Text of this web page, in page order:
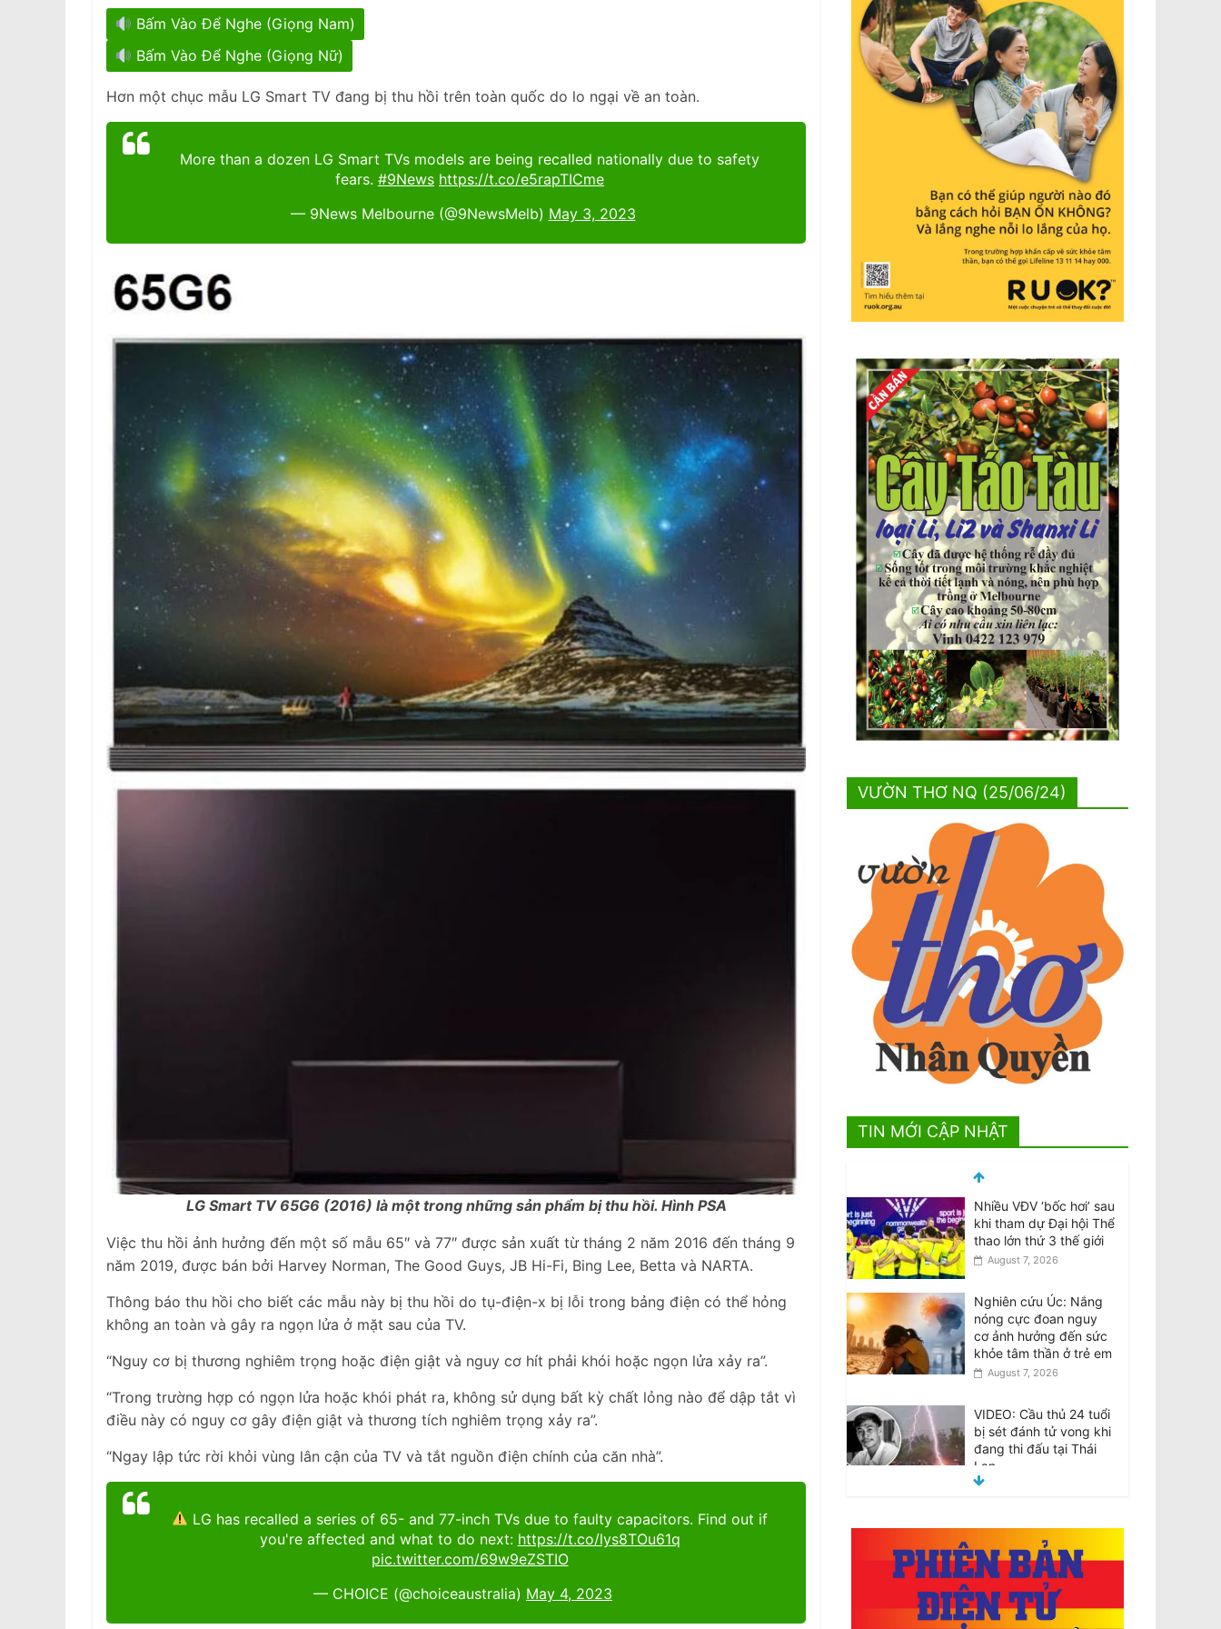
Bấm Vào Để Nghe (Giọng Nam)
Bấm Vào Để Nghe (Giọng Nữ)
Hơn một chục mẫu LG Smart TV đang bị thu hồi trên toàn quốc do lo ngại về an toàn.
More than a dozen LG Smart TVs models are being recalled nationally due to safety
fears. #9News https://t.co/e5rapTICme
— 9News Melbourne (@9NewsMelb) May 3, 2023
LG Smart TV 65G6 (2016) là một trong những sản phẩm bị thu hồi. Hình PSA
Việc thu hồi ảnh hưởng đến một số mẫu 65″ và 77″ được sản xuất từ tháng 2 năm 2016 đến tháng 9
năm 2019, được bán bởi Harvey Norman, The Good Guys, JB Hi-Fi, Bing Lee, Betta và NARTA.
Thông báo thu hồi cho biết các mẫu này bị thu hồi do tụ-điện-x bị lỗi trong bảng điện có thể hỏng
không an toàn và gây ra ngọn lửa ở mặt sau của TV.
“Nguy cơ bị thương nghiêm trọng hoặc điện giật và nguy cơ hít phải khói hoặc ngọn lửa xảy ra”.
“Trong trường hợp có ngọn lửa hoặc khói phát ra, không sử dụng bất kỳ chất lỏng nào để dập tắt vì
điều này có nguy cơ gây điện giật và thương tích nghiêm trọng xảy ra”.
“Ngay lập tức rời khỏi vùng lân cận của TV và tắt nguồn điện chính của căn nhà”.
LG has recalled a series of 65- and 77-inch TVs due to faulty capacitors. Find out if
you're affected and what to do next: https://t.co/lys8TOu61q
pic.twitter.com/69w9eZSTIO
— CHOICE (@choiceaustralia) May 4, 2023
VƯỜN THƠ NQ (25/06/24)
TIN MỚI CẬP NHẬT
Nhiều VĐV ‘bốc hơi’ sau
khi tham dự Đại hội Thể
thao lớn thứ 3 thế giới
August 7, 2026
Nghiên cứu Úc: Nắng
nóng cực đoan nguy
cơ ảnh hưởng đến sức
khỏe tâm thần ở trẻ em
August 7, 2026
VIDEO: Cầu thủ 24 tuổi
bị sét đánh tử vong khi
đang thi đấu tại Thái
Lan
VHRN & DTD: Chính
Quyền Cộng Sản Việt
Nam Trấn Áp và Bỏ Tù
Các Nhà Văn
August 7, 2026